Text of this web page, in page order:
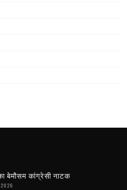
बेमौसम कांग्रेसी नाटक